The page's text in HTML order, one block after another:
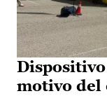
motivo del